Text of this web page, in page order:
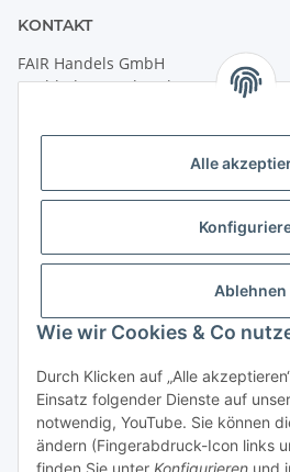
Alle
Ablehnen
Wie wir Cookies & Co
Durch Klicken auf „Alle
Einsatz folgender Dienste auf
notwendig, YouTube. Sie können
ändern (Fingerabdruck-Icon links
finden Sie unter Konfigurieren und
KONTAKT
FAIR Handels GmbH
(Weltladen Innsbruck)
6020 Innsbruck
Öffnungszeiten:
Vertrag widerrufen